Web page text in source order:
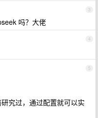
3
吗？大佬
4
5
究过，通过配置就可以实